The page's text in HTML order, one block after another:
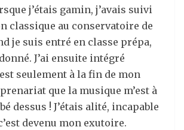
j’étais gamin, j’avais suivi
classique au conservatoire de
je suis entré en classe prépa,
J’ai ensuite intégré
seulement à la fin de mon
que la musique m’est à
dessus ! J’étais alité, incapable
devenu mon exutoire.